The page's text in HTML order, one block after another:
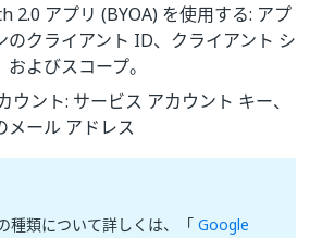
2.0 アプリ (BYOA) を使用する: アプ
のクライアント ID、クライアント シ
よびスコープ。
ウント: サービス アカウント キー、
メール アドレス
種類について詳しくは、「Google